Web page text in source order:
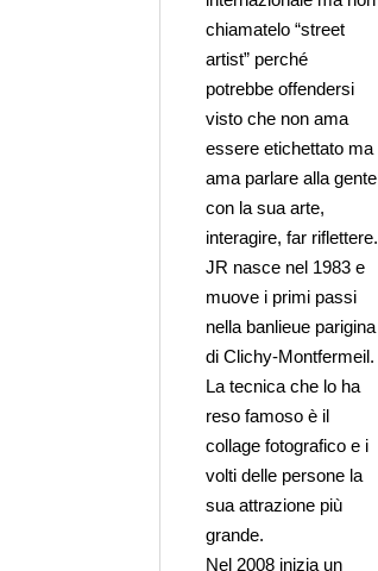
chiamatelo “street
artist” perché
potrebbe offendersi
visto che non ama
essere etichettato ma
ama parlare alla gente
con la sua arte,
interagire, far riflettere.
JR nasce nel 1983 e
muove i primi passi
nella banlieue parigina
di Clichy-Montfermeil.
La tecnica che lo ha
reso famoso è il
collage fotografico e i
volti delle persone la
sua attrazione più
grande.
Nel 2008 inizia un